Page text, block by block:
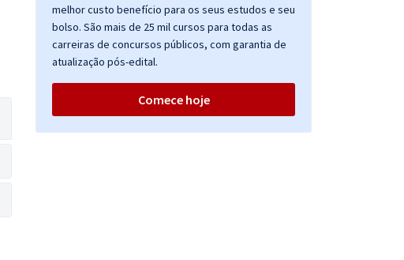
melhor custo benefício para os seus estudos e seu
bolso. São mais de 25 mil cursos para todas as
carreiras de concursos públicos, com garantia de
atualização pós-edital.
Comece hoje